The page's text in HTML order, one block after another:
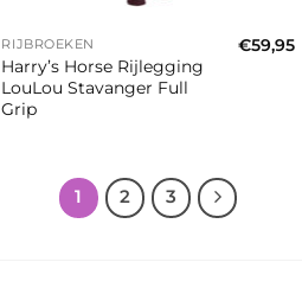
RIJBROEKEN
Harry’s Horse Rijlegging
LouLou Stavanger Full
Grip
€59,95
1 2 3